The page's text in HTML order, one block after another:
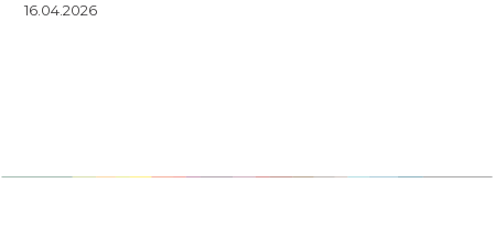
16.04.2026